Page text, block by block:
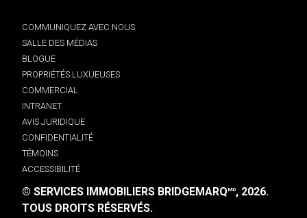
COMMUNIQUEZ AVEC NOUS
SALLE DES MÉDIAS
BLOGUE
PROPRIÉTÉS LUXUEUSES
COMMERCIAL
INTRANET
AVIS JURIDIQUE
CONFIDENTIALITÉ
TÉMOINS
ACCESSIBILITÉ
© SERVICES IMMOBILIERS BRIDGEMARQMD, 2026.
TOUS DROITS RÉSERVÉS.